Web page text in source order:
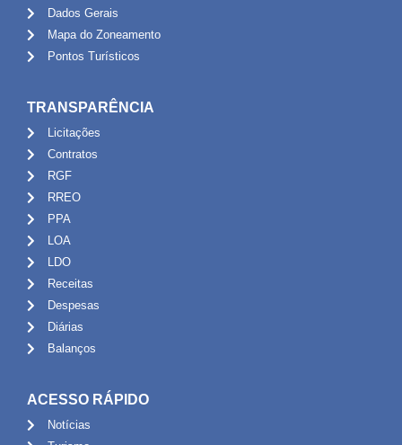
Dados Gerais
Mapa do Zoneamento
Pontos Turísticos
TRANSPARÊNCIA
Licitações
Contratos
RGF
RREO
PPA
LOA
LDO
Receitas
Despesas
Diárias
Balanços
ACESSO RÁPIDO
Notícias